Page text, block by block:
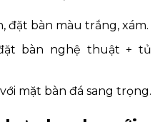
đặt bàn màu trắng, xám.
bàn nghệ thuật + tủ
mặt bàn đá sang trọng.